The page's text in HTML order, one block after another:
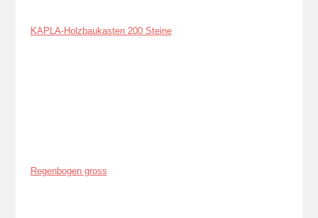
KAPLA-Holzbaukasten 200 Steine
Regenbogen gross